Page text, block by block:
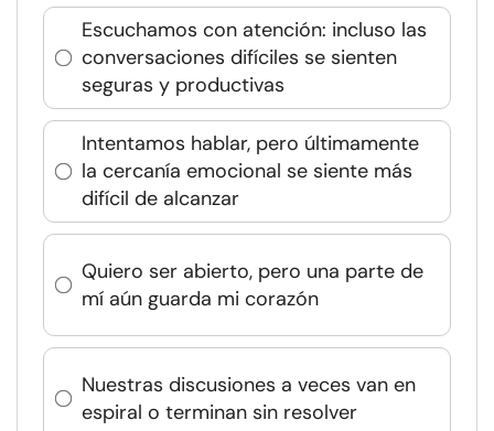
Escuchamos con atención: incluso las
conversaciones difíciles se sienten
seguras y productivas
Intentamos hablar, pero últimamente
la cercanía emocional se siente más
difícil de alcanzar
Quiero ser abierto, pero una parte de
mí aún guarda mi corazón
Nuestras discusiones a veces van en
espiral o terminan sin resolver